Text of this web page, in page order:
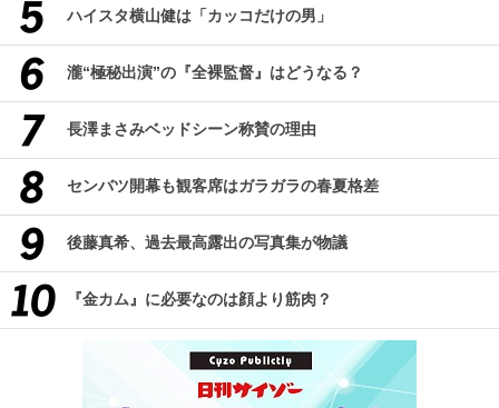
ハイスタ横山健は「カッコだけの男」
瀧“極秘出演”の『全裸監督』はどうなる？
長澤まさみベッドシーン称賛の理由
センバツ開幕も観客席はガラガラの春夏格差
後藤真希、過去最高露出の写真集が物議
『金カム』に必要なのは顔より筋肉？